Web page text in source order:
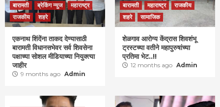
बारामती
ब्रेकिंग न्युज
महाराष्ट्र
राजकीय
शहरे
एकनाथ शिंदेंना ताकद देण्यासाठी
बारामती विधानसभेवर सर्व शिवसेना
पक्षाच्या सोशल मीडियाच्या नियुक्त्या
जाहीर
9 months ago Admin
बारामती
महाराष्ट्र
राजकीय
शहरे
सामाजिक
शेळगाव आरोग्य केंद्रास शिवशंभू
ट्रस्टच्या वतीने महापुरुषांच्या
प्रतिमा भेट..!!
12 months ago Admin